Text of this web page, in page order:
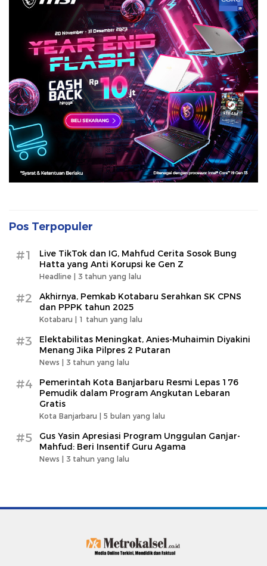
Pos Terpopuler
#1
Live TikTok dan IG, Mahfud Cerita Sosok Bung
Hatta yang Anti Korupsi ke Gen Z
Headline | 3 tahun yang lalu
#2
Akhirnya, Pemkab Kotabaru Serahkan SK CPNS
dan PPPK tahun 2025
Kotabaru | 1 tahun yang lalu
#3
Elektabilitas Meningkat, Anies-Muhaimin Diyakini
Menang Jika Pilpres 2 Putaran
News | 3 tahun yang lalu
#4
Pemerintah Kota Banjarbaru Resmi Lepas 176
Pemudik dalam Program Angkutan Lebaran
Gratis
Kota Banjarbaru | 5 bulan yang lalu
#5
Gus Yasin Apresiasi Program Unggulan Ganjar-
Mahfud: Beri Insentif Guru Agama
News | 3 tahun yang lalu